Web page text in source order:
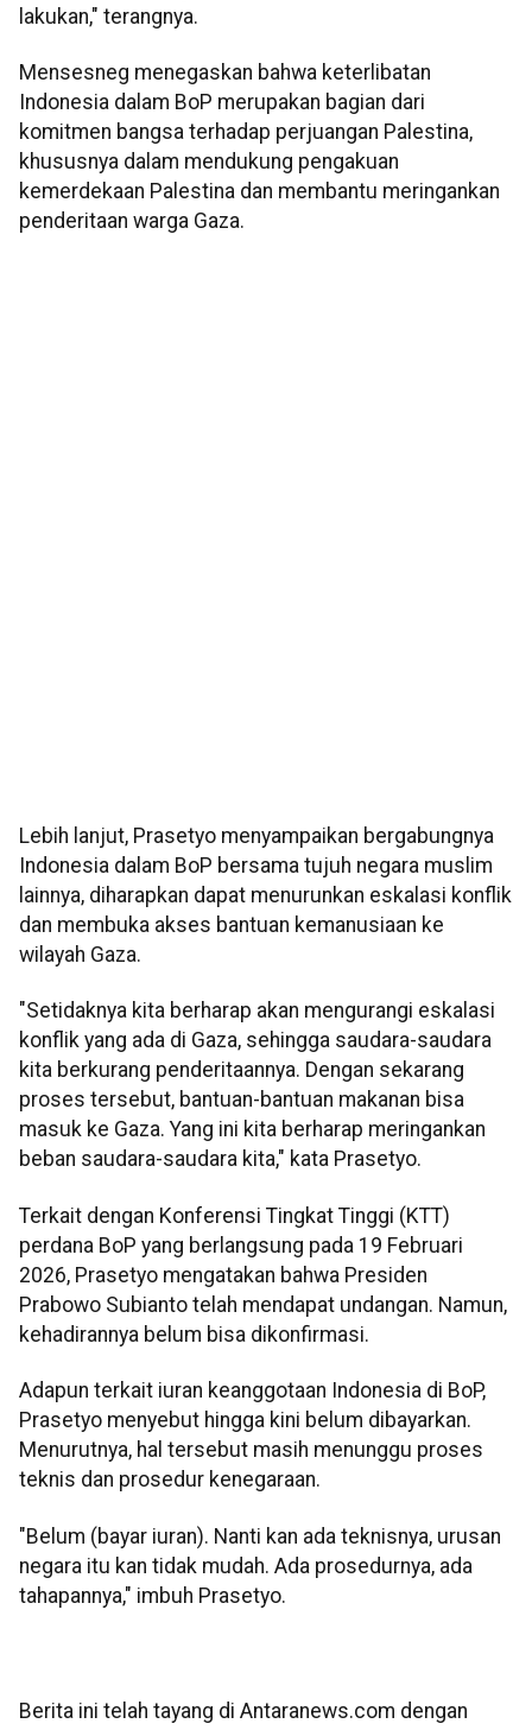
lakukan," terangnya.
Mensesneg menegaskan bahwa keterlibatan
Indonesia dalam BoP merupakan bagian dari
komitmen bangsa terhadap perjuangan Palestina,
khususnya dalam mendukung pengakuan
kemerdekaan Palestina dan membantu meringankan
penderitaan warga Gaza.
Lebih lanjut, Prasetyo menyampaikan bergabungnya
Indonesia dalam BoP bersama tujuh negara muslim
lainnya, diharapkan dapat menurunkan eskalasi konflik
dan membuka akses bantuan kemanusiaan ke
wilayah Gaza.
"Setidaknya kita berharap akan mengurangi eskalasi
konflik yang ada di Gaza, sehingga saudara-saudara
kita berkurang penderitaannya. Dengan sekarang
proses tersebut, bantuan-bantuan makanan bisa
masuk ke Gaza. Yang ini kita berharap meringankan
beban saudara-saudara kita," kata Prasetyo.
Terkait dengan Konferensi Tingkat Tinggi (KTT)
perdana BoP yang berlangsung pada 19 Februari
2026, Prasetyo mengatakan bahwa Presiden
Prabowo Subianto telah mendapat undangan. Namun,
kehadirannya belum bisa dikonfirmasi.
Adapun terkait iuran keanggotaan Indonesia di BoP,
Prasetyo menyebut hingga kini belum dibayarkan.
Menurutnya, hal tersebut masih menunggu proses
teknis dan prosedur kenegaraan.
"Belum (bayar iuran). Nanti kan ada teknisnya, urusan
negara itu kan tidak mudah. Ada prosedurnya, ada
tahapannya," imbuh Prasetyo.
Berita ini telah tayang di Antaranews.com dengan